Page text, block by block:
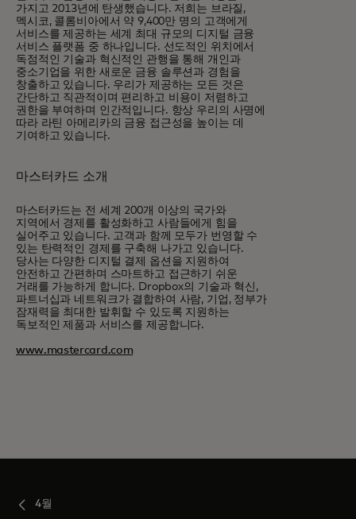
가지고 2013년에 탄생했습니다. 저희는 브라질,
멕시코, 콜롬비아에서 약 9,400만 명의 고객에게
서비스를 제공하는 세계 최대 규모의 디지털 금융
서비스 플랫폼 중 하나입니다. 선도적인 위치에서
독점적인 기술과 혁신적인 관행을 통해 개인과
중소기업을 위한 새로운 금융 솔루션과 경험을
창출하고 있습니다. 우리가 제공하는 모든 것은
간단하고 직관적이며 편리하고 비용이 저렴하고
권한을 부여하며 인간적입니다. 항상 우리의 사명에
따라 라틴 아메리카의 금융 접근성을 높이는 데
기여하고 있습니다.
마스터카드 소개
마스터카드는 전 세계 200개 이상의 국가와
지역에서 경제를 활성화하고 사람들에게 힘을
실어주고 있습니다. 고객과 함께 모두가 번영할 수
있는 탄력적인 경제를 구축해 나가고 있습니다.
당사는 다양한 디지털 결제 옵션을 지원하여
안전하고 간편하며 스마트하고 접근하기 쉬운
거래를 가능하게 합니다. Dropbox의 기술과 혁신,
파트너십과 네트워크가 결합하여 사람, 기업, 정부가
잠재력을 최대한 발휘할 수 있도록 지원하는
독보적인 제품과 서비스를 제공합니다.
www.mastercard.com
4월